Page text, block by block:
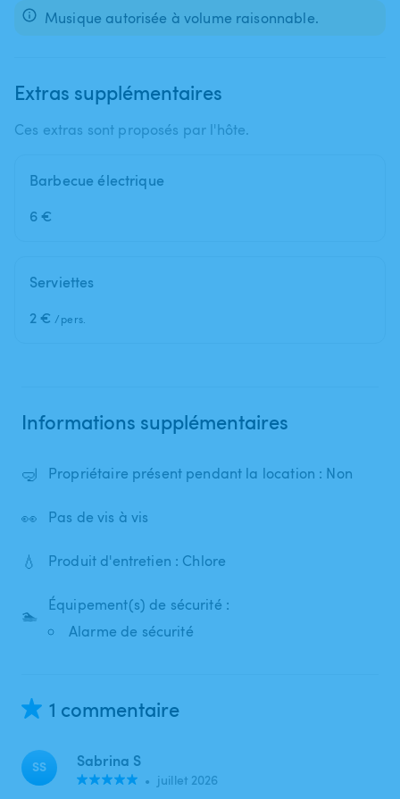
Musique autorisée à volume raisonnable.
Extras supplémentaires
Ces extras sont proposés par l'hôte.
Barbecue électrique
6 €
Serviettes
2 € /pers.
Informations supplémentaires
🤿 Propriétaire présent pendant la location : Non
👀 Pas de vis à vis
💧 Produit d'entretien : Chlore
🏊
Équipement(s) de sécurité :
Alarme de sécurité
1 commentaire
SS Sabrina S
• juillet 2026